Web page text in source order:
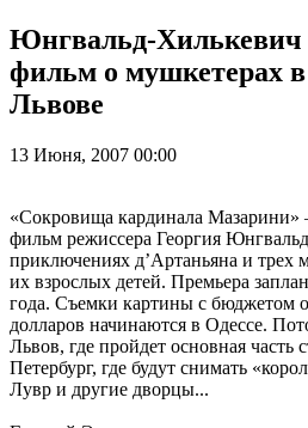
Юнгвальд-Хилькевич
фильм о мушкетерах
Львове
13 Июня, 2007 00:00
«Сокровища кардинала Мазарини»
фильм режиссера Георгия
приключениях д’Артаньяна и трех
их взрослых детей. Премьера
года. Съемки картины с бюджетом
долларов начинаются в Одессе.
Львов, где пройдет основная
Петербург, где будут снимать
Лувр и другие дворцы...